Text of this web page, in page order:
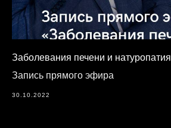
Заболевания печени и натуропатия
Запись прямого эфира
30.10.2022